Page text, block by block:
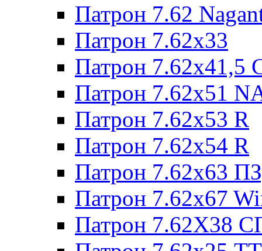
Патрон 7.62
Патрон 7.62x33
Патрон 7.62x41,5
Патрон 7.62x51
Патрон 7.62x53 R
Патрон 7.62x54 R
Патрон 7.62x63
Патрон 7.62x67
Патрон 7.62Х38